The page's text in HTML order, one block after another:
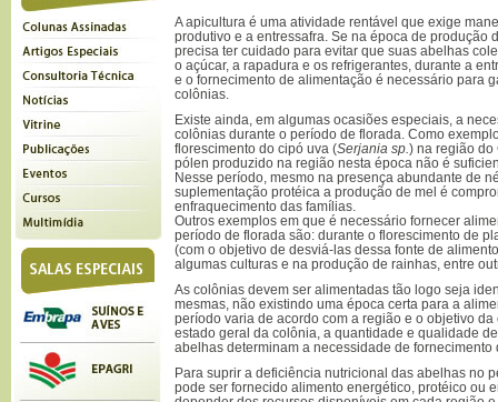
A apicultura é uma atividade rentável que exige
produtivo e a entressafra. Se na época de produção
precisa ter cuidado para evitar que suas abelhas
o açúcar, a rapadura e os refrigerantes, durante a
e o fornecimento de alimentação é necessário para
colônias.
Existe ainda, em algumas ocasiões especiais, a
colônias durante o período de florada. Como
florescimento do cipó uva (Serjania sp. ) na região do
pólen produzido na região nesta época não é
Nesse período, mesmo na presença abundante de
suplementação protéica a produção de mel é
enfraquecimento das famílias.
Outros exemplos em que é necessário fornecer
período de florada são: durante o florescimento de
(com o objetivo de desviá-las dessa fonte de
algumas culturas e na produção de rainhas, entre
As colônias devem ser alimentadas tão logo seja
mesmas, não existindo uma época certa para a
período varia de acordo com a região e o objetivo da
estado geral da colônia, a quantidade e qualidade
abelhas determinam a necessidade de fornecimento
Para suprir a deficiência nutricional das abelhas no
pode ser fornecido alimento energético, protéico ou